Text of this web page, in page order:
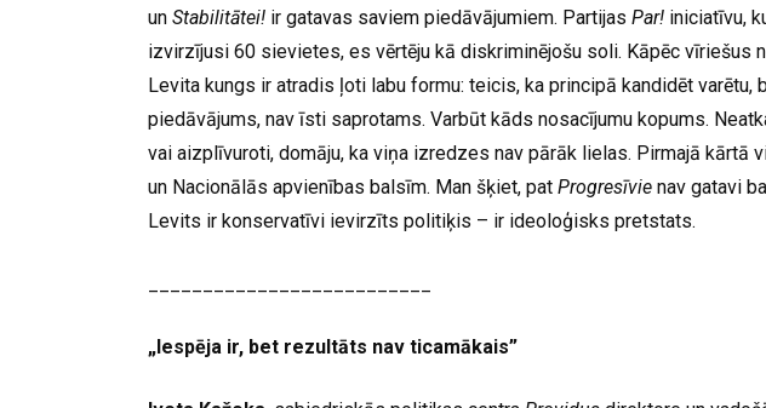
un Stabilitātei! ir gatavas saviem piedāvājumiem. Partijas Par! iniciatīvu,
izvirzījusi 60 sievietes, es vērtēju kā diskriminējošu soli. Kāpēc vīriešus
Levita kungs ir atradis ļoti labu formu: teicis, ka principā kandidēt varētu,
piedāvājums, nav īsti saprotams. Varbūt kāds nosacījumu kopums.
vai aizplīvuroti, domāju, ka viņa izredzes nav pārāk lielas. Pirmajā kārtā
un Nacionālās apvienības balsīm. Man šķiet, pat Progresīvie nav gatavi
Levits ir konservatīvi ievirzīts politiķis – ir ideoloģisks pretstats.
„Iespēja ir, bet rezultāts nav ticamākais”